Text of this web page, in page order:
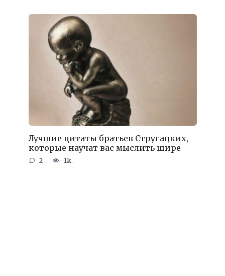
Лучшие цитаты братьев Стругацких,
которые научат вас мыслить шире
2 1k.